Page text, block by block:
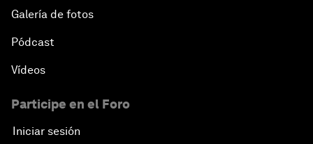
Galería de fotos
Pódcast
Vídeos
Participe en el Foro
Iniciar sesión